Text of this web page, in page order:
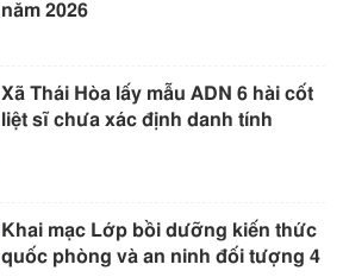
năm 2026
Xã Thái Hòa lấy mẫu ADN 6 hài cốt
liệt sĩ chưa xác định danh tính
Khai mạc Lớp bồi dưỡng kiến thức
quốc phòng và an ninh đối tượng 4